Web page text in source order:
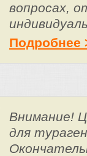
вопросах,
Подробнее
Внимание!
для